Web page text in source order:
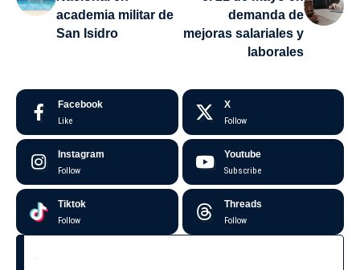
academia militar de
San Isidro
demanda de
mejoras salariales y
laborales
Facebook
Like
X
Follow
Instagram
Follow
Youtube
Subscribe
Tiktok
Follow
Threads
Follow